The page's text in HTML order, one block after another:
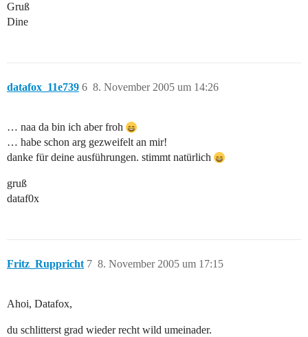
Gruß
Dine
datafox_11e739 8. November 2005 um 14:26
6
… naa da bin ich aber froh
… habe schon arg gezweifelt an mir!
danke für deine ausführungen. stimmt natürlich
gruß
dataf0x
Fritz_Ruppricht 8. November 2005 um 17:15
7
Ahoi, Datafox,
du schlitterst grad wieder recht wild umeinader.